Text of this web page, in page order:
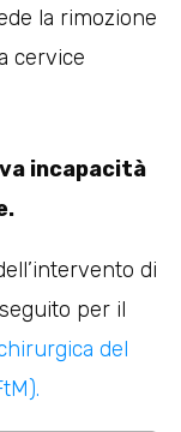
la rimozione
cervice
incapacità
di
per il
del